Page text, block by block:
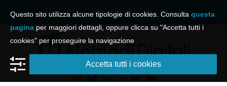
Apri il menu e naviga il sito
Questo sito utilizza alcune tipologie di cookies. Consulta questa
pagina per maggiori dettagli, oppure clicca su "Accetta tutti i
cookies" per proseguire la navigazione
Accetta tutti i cookies